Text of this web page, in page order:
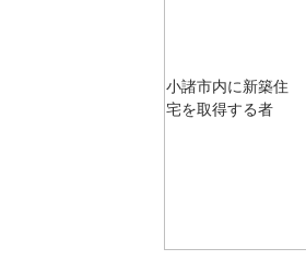
小諸市内に新築住
宅を取得する者